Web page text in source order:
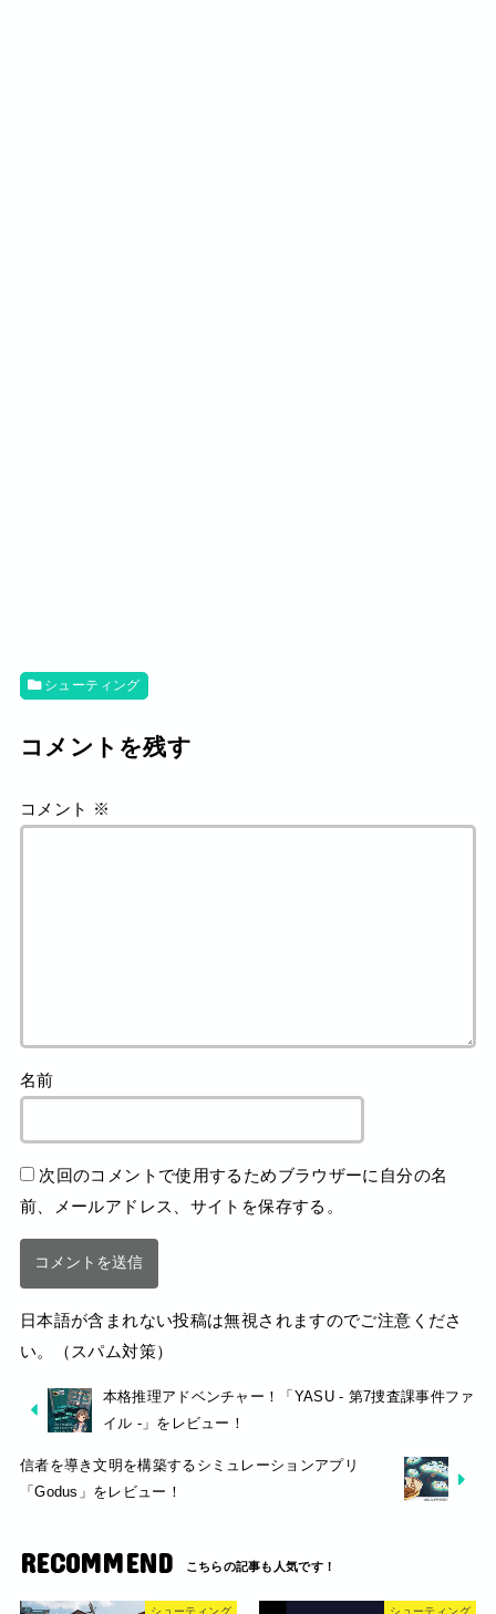
シューティング
コメントを残す
コメント ※
名前
次回のコメントで使用するためブラウザーに自分の名
前、メールアドレス、サイトを保存する。
日本語が含まれない投稿は無視されますのでご注意くださ
い。（スパム対策）
本格推理アドベンチャー！「YASU - 第7捜査課事件ファ
イル -」をレビュー！
信者を導き文明を構築するシミュレーションアプリ
「Godus」をレビュー！
RECOMMEND
シューティング シューティング